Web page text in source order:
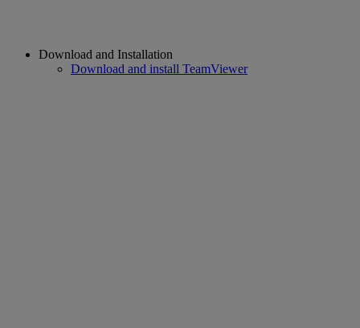
Download and Installation
Download and install TeamViewer